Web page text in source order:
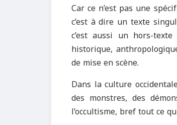
Car ce n’est pas une
c’est à dire un texte
c’est aussi un hors-
historique,
de mise en scène.
Dans la culture
des monstres, des
l’occultisme, bref tout ce